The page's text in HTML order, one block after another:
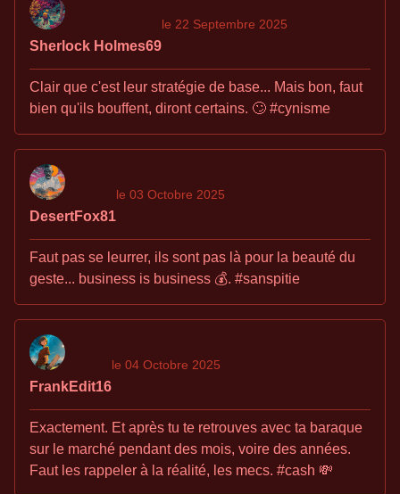
Sherlock Holmes69
le 22 Septembre 2025
Clair que c'est leur stratégie de base... Mais bon, faut
bien qu'ils bouffent, diront certains. 🙄 #cynisme
DesertFox81
le 03 Octobre 2025
Faut pas se leurrer, ils sont pas là pour la beauté du
geste... business is business 💰. #sanspitie
FrankEdit16
le 04 Octobre 2025
Exactement. Et après tu te retrouves avec ta baraque
sur le marché pendant des mois, voire des années.
Faut les rappeler à la réalité, les mecs. #cash 💸